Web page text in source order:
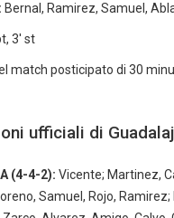
Bernal, Ramirez, Samuel,
3′ st
match posticipato di 30
ufficiali di
(4-4-2): Vicente; Martinez,
Samuel, Rojo, Ramirez;